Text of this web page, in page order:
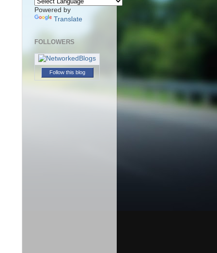
Powered by
Translate
FOLLOWERS
Follow this blog